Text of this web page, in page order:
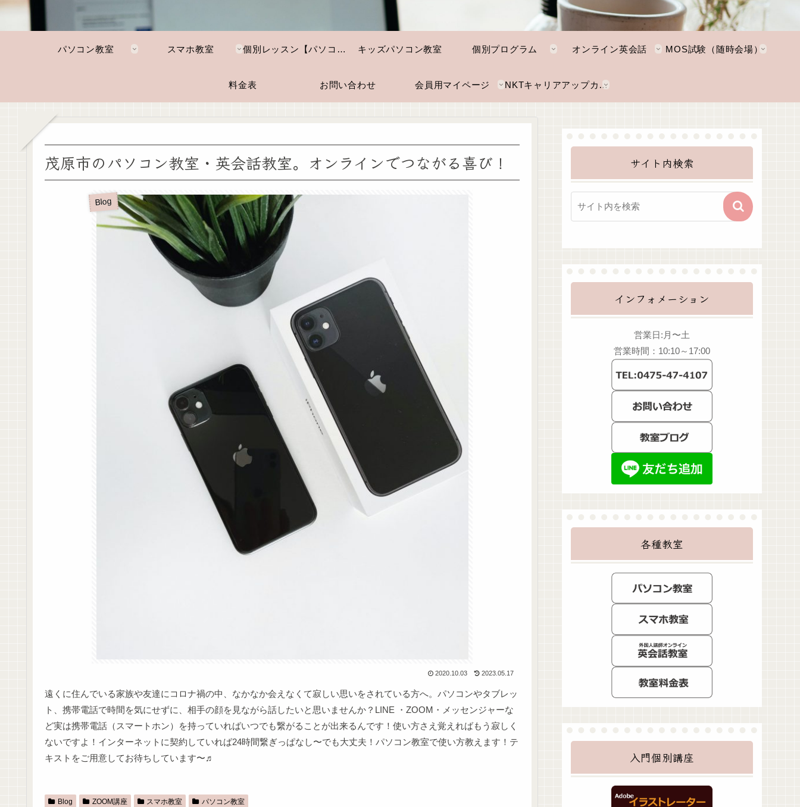
パソコン教室 スマホ教室 個別レッスン【パソコン・スマホ】 キッズパソコン教室 個別プログラム オンライン英会話 MOS試験（随時会場）
料金表 お問い合わせ 会員用マイページ NKTキャリアアップカレッジ
茂原市のパソコン教室・英会話教室。オンラインでつながる喜び！
Blog
2020.10.03 2023.05.17
遠くに住んでいる家族や友達にコロナ禍の中、なかなか会えなくて寂しい思いをされている方へ。パソコンやタブレッ
ト、携帯電話で時間を気にせずに、相手の顔を見ながら話したいと思いませんか？LINE ・ZOOM・メッセンジャーな
ど実は携帯電話（スマートホン）を持っていればいつでも繋がることが出来るんです！使い方さえ覚えればもう寂しく
ないですよ！インターネットに契約していれば24時間繋ぎっぱなし〜でも大丈夫！パソコン教室で使い方教えます！テ
キストをご用意してお待ちしています〜♬
Blog ZOOM講座 スマホ教室 パソコン教室
サイト内検索
インフォメーション
営業日:月〜土
営業時間：10:10～17:00
各種教室
入門個別講座